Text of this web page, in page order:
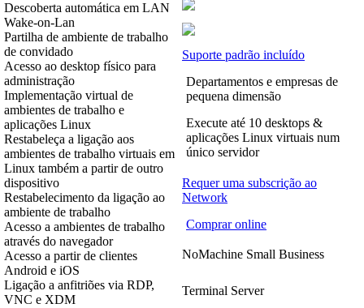
Descoberta automática em LAN
Wake-on-Lan
Partilha de ambiente de trabalho
de convidado
Acesso ao desktop físico para
administração
Implementação virtual de
ambientes de trabalho e
aplicações Linux
Restabeleça a ligação aos
ambientes de trabalho virtuais em
Linux também a partir de outro
dispositivo
Restabelecimento da ligação ao
ambiente de trabalho
Acesso a ambientes de trabalho
através do navegador
Acesso a partir de clientes
Android e iOS
Ligação a anfitriões via RDP,
VNC e XDM
Suporte padrão incluído
Departamentos e empresas de
pequena dimensão
Execute até 10 desktops &
aplicações Linux virtuais num
único servidor
Requer uma subscrição ao
Network
Comprar online
NoMachine Small Business
Terminal Server